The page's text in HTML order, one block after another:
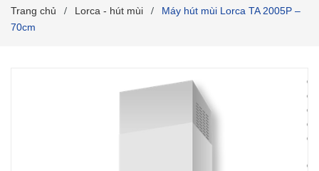
Trang chủ / Lorca - hút mùi /
Máy hút mùi Lorca TA 2005P –
70cm